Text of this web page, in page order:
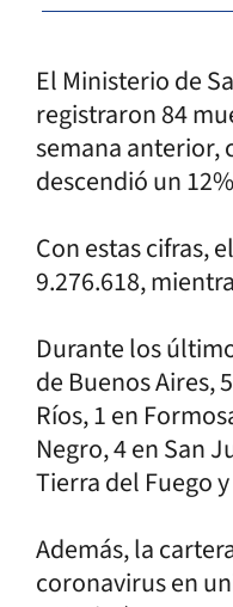
El Ministerio de
registraron 84
semana anterior,
descendió un
Con estas cifras,
9.276.618,
Durante los
de Buenos Aires,
Ríos, 1 en
Negro, 4 en San
Tierra del Fuego
Además, la
coronavirus en